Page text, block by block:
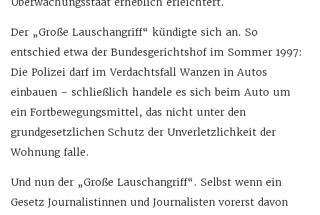
Der „Große Lauschangriff“ kündigte sich an. So
entschied etwa der Bundesgerichtshof im Sommer 1997:
Die Polizei darf im Verdachtsfall Wanzen in Autos
einbauen – schließlich handele es sich beim Auto um
ein Fortbewegungsmittel, das nicht unter den
grundgesetzlichen Schutz der Unverletzlichkeit der
Wohnung falle.
Und nun der „Große Lauschangriff“. Selbst wenn ein
Gesetz Journalistinnen und Journalisten vorerst davon